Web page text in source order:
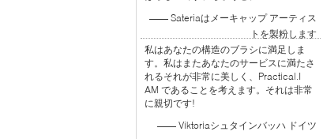
—— Sateriaはメーキャップ アーティス
トを製粉します
私はあなたの構造のブラシに満足しま
す。私はまたあなたのサービスに満たさ
れるそれが非常に美しく、Practical.I
AM であることを考えます。それは非常
に親切です!
—— Viktoriaシュタインバッハ ドイツ